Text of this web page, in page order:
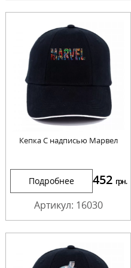
Кепка С надписью Марвел
Подробнее 452 грн.
Артикул: 16030